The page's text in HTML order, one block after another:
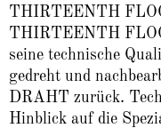
THIRTEENTH
THIRTEENTH
seine technische
gedreht und
DRAHT zurück.
Hinblick auf die